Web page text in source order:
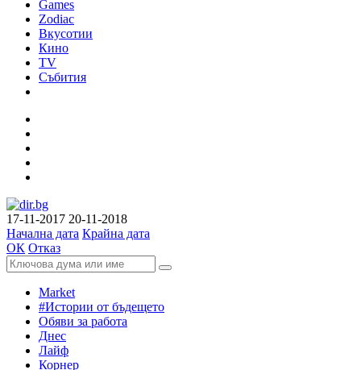
Games
Zodiac
Вкусотии
Кино
TV
Събития
17-11-2017 20-11-2018
Начална дата Крайна дата
ОК Отказ
Market
#Истории от бъдещето
Обяви за работа
Днес
Лайф
Корнер